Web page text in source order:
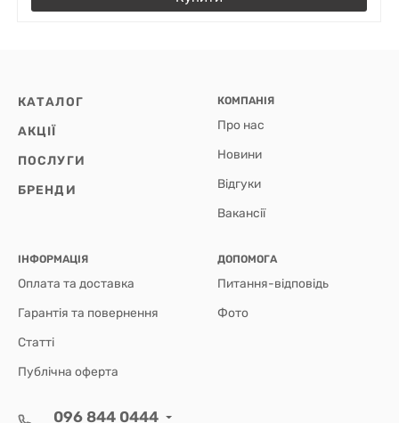
КАТАЛОГ
АКЦІЇ
ПОСЛУГИ
БРЕНДИ
КОМПАНІЯ
Про нас
Новини
Відгуки
Вакансії
ІНФОРМАЦІЯ
Оплата та доставка
Гарантія та повернення
Статті
Публічна оферта
ДОПОМОГА
Питання-відповідь
Фото
096 844 0444